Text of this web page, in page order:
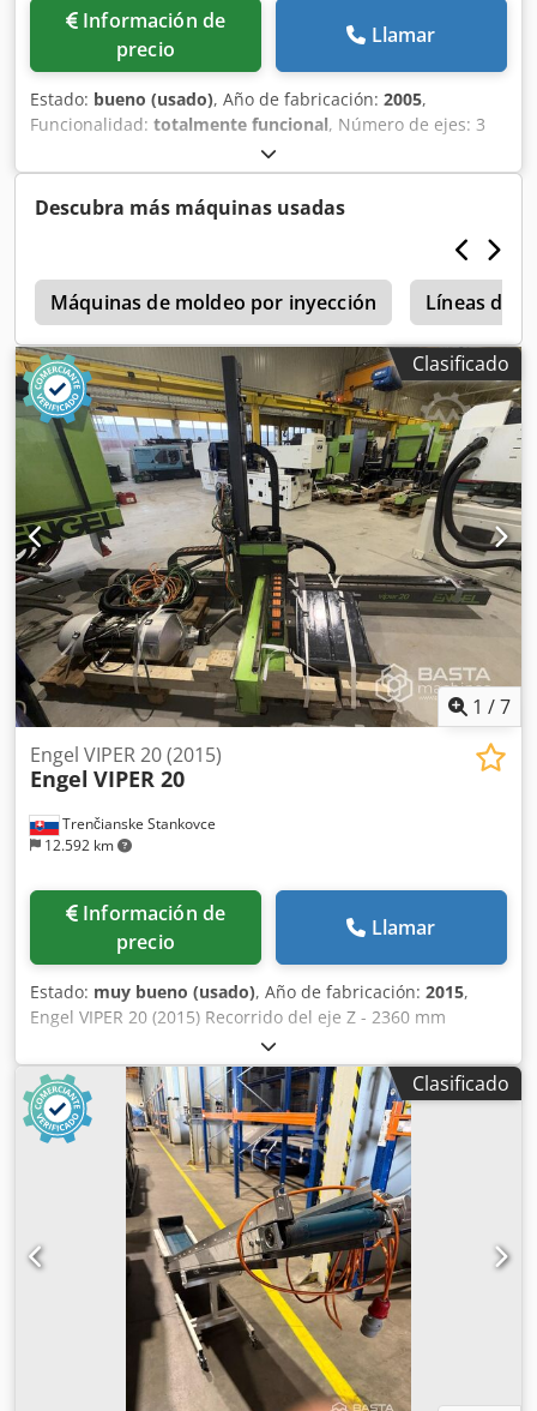
Información de
precio
Llamar
Estado: bueno (usado), Año de fabricación: 2005,
Funcionalidad: totalmente funcional, Número de ejes: 3
Dodpfx Aexp Nu Tepbeck X- 600 mm Y-800 mm Z- 1500 mm
Descubra más máquinas usadas
Máquinas de moldeo por inyección Líneas de
Clasificado
1 /7
Trenčianske Stankovce
12.592 km
Engel VIPER 20 (2015)
Engel VIPER 20
Información de
precio
Llamar
Estado: muy bueno (usado), Año de fabricación: 2015,
Engel VIPER 20 (2015) Recorrido del eje Z - 2360 mm
Recorrido del eje Y - 1500 mm Carrera de extracción del
eje X - 700 mm Alcance del eje X desde la placa de sujeción
fija - 925 mm Eje C, eje giratorio neumático - sí Dodpfsxy
Rarex Apbock Capacidad nominal de carga - 25 kg Fuerza
de cierre de IMM - 55-340 toneladas USA
Clasificado